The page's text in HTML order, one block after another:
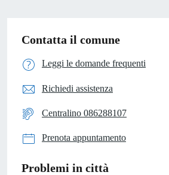
Contatta il comune
Leggi le domande frequenti
Richiedi assistenza
Centralino 086288107
Prenota appuntamento
Problemi in città